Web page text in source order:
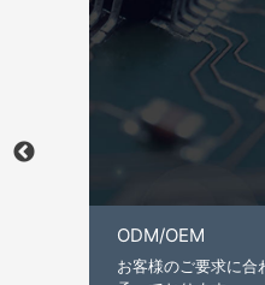
SDRボード
本製品はあ